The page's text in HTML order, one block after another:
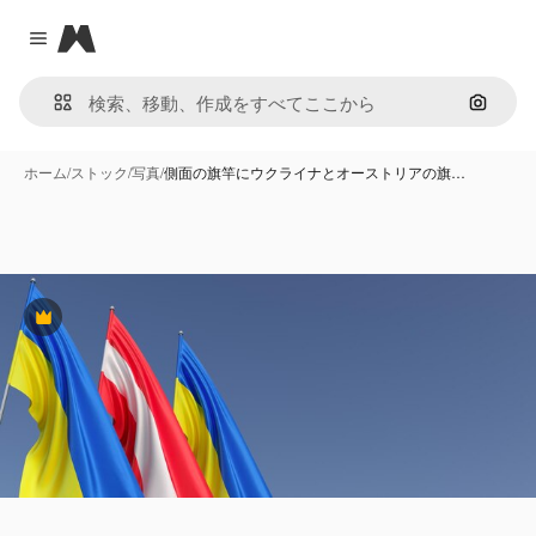
Close menu
Magnific
画像で
ホーム/ストック/写真/側面の旗竿にウクライナとオーストリアの旗…
Premium